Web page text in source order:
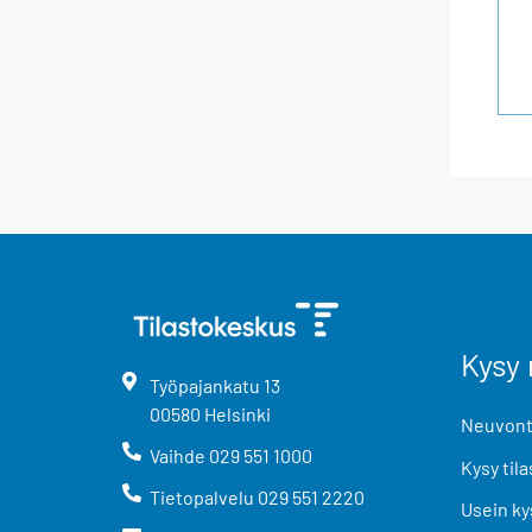
Työpajankatu 13
00580 Helsinki
Vaihde 029 551 1000
Tietopalvelu 029 551 2220
Kysy
Usein